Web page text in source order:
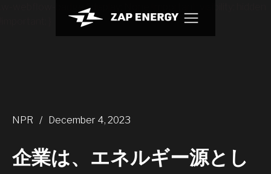
.w-webflow-badge { display: None !important; visibility: hidden
NPR / December 4, 2023
企業は、エネルギー源とし